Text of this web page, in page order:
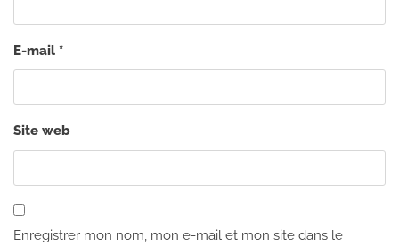
E-mail *
Site web
Enregistrer mon nom, mon e-mail et mon site dans le